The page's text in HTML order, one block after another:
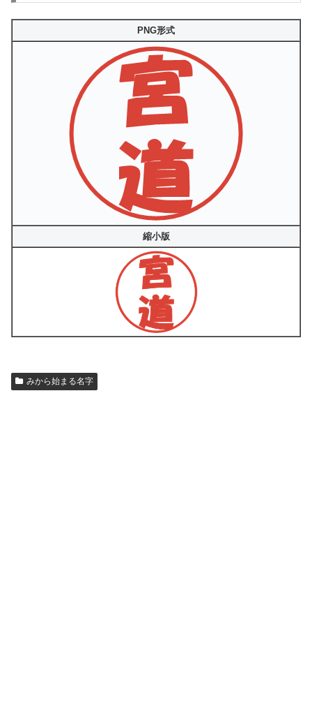
PNG形式
縮小版
みから始まる名字